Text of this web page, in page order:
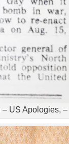
– US Apologies,